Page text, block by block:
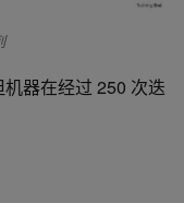
器在经过 250 次迭